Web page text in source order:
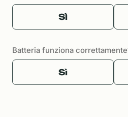
Sì
Batteria funziona
Sì